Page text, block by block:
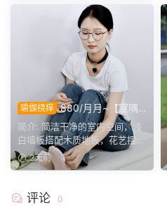
瑜伽挠痒 880/月月~【室隅
姿影】雅室定格多样姿态，记
录鞋袜与肢体的百态呈现。
简介: 简洁干净的室内空间，浅
白墙板搭配木质地板，花艺摆件
点缀场景。月月身着白...
2天前
评论 0